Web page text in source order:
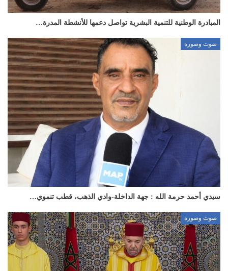
المبادرة الوطنية للتنمية البشرية تواصل دعمها للأنشطة المدرة…
صوت وصورة
سيدي أحمد حرمة الله : جهة الداخلة-وادي الذهب، قطب تنموي…
صوت وصورة